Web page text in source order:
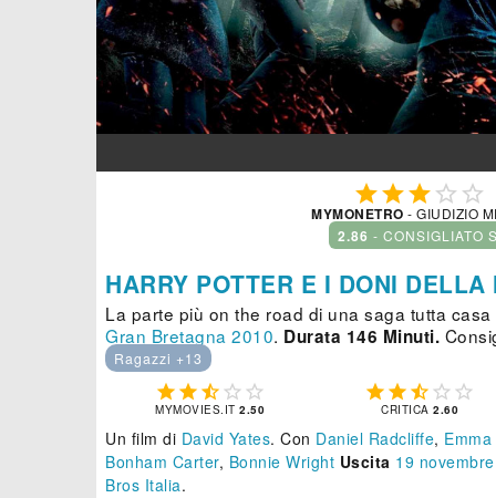
  
MYMONETRO - GIUDIZIO
2.86 - CONSIGLIATO
HARRY POTTER E I DONI
La parte più on the road di una saga tutta
Gran Bretagna 2010. Durata 146 Minuti.
Ragazzi +13
    
MYMOVIES.IT2.50
    
CRITICA2.60
Un film di David Yates. Con Daniel Radcliffe,
Bonham Carter, Bonnie Wright Uscita 19
Bros Italia.